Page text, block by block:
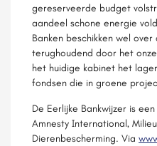
gereserveerde budget
aandeel schone energie
Banken beschikken wel
terughoudend door het
het huidige kabinet het
fondsen die in groene
De Eerlijke Bankwijzer is
Amnesty International,
Dierenbescherming. Via